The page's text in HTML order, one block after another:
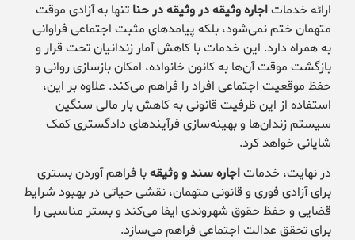
ارائه خدماتاجاره وثیقه در وثیقه در حنا تنها به آزادی موقت
متهمان ختم نمی‌شود، بلکه پیامدهای مثبت اجتماعی فراوانی
به همراه دارد. این خدمات با کاهش آمار زندانیان تحت قرار و
بازگشت موقت آن‌ها به کانون خانواده، امکان بازسازی روانی و
حفظ موقعیت اجتماعی افراد را فراهم می‌کند. علاوه بر این،
استفاده از این ظرفیت قانونی به کاهش بار مالی سنگین
سیستم زندان‌ها و بهینه‌سازی فرآیندهای دادگستری کمک
شایانی خواهد کرد.
در نهایت، خدماتاجاره سند و وثیقهبا فراهم آوردن بستری
برای آزادی فوری و قانونی متهمان، نقشی حیاتی در بهبود شرایط
قضایی و حفظ حقوق شهروندی ایفا می‌کند و بستر مناسبی را
برای تحقق عدالت اجتماعی فراهم می‌سازد.